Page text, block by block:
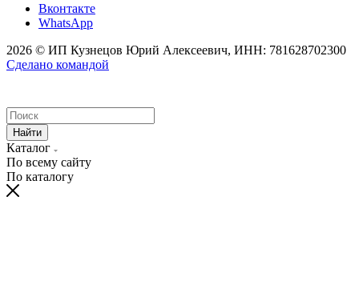
Вконтакте
WhatsApp
2026 © ИП Кузнецов Юрий Алексеевич, ИНН: 781628702300
Сделано командой
Найти
Каталог
По всему сайту
По каталогу